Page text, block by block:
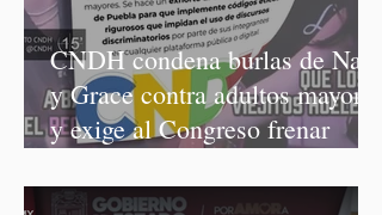
CNDH condena burlas de Nay
y Grace contra adultos mayores
y exige al Congreso frenar